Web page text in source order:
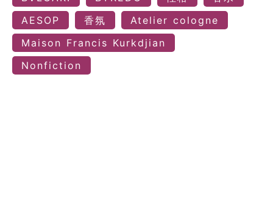
AESOP
香氛
Atelier cologne
Maison Francis Kurkdjian
Nonfiction